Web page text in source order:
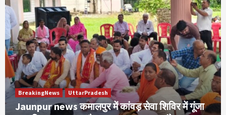
BreakingNews UttarPradesh
Jaunpur news कमालपुर में कांवड़ सेवा शिविर में गूंजा